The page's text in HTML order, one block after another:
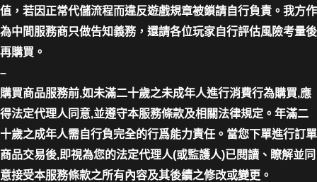
值，若因正常代儲流程而違反遊戲規章被鎖請自行負責。我方作
為中間服務商只做告知義務，還請各位玩家自行評估風險考量後
再購買。
–
購買商品服務前,如未滿二十歲之未成年人進行消費行為購買,應
得法定代理人同意,並遵守本服務條款及相關法律規定。年滿二
十歲之成年人需自行負完全的行爲能力責任。當您下單進行訂單
商品交易後,即視為您的法定代理人(或監護人)已閱讀、瞭解並同
意接受本服務條款之所有內容及其後續之修改或變更。